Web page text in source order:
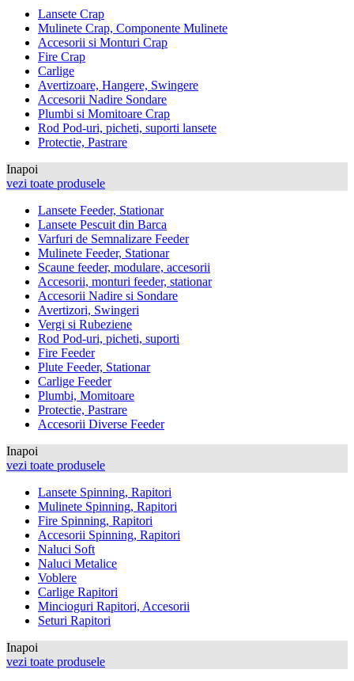
Lansete Crap
Mulinete Crap, Componente Mulinete
Accesorii si Monturi Crap
Fire Crap
Carlige
Avertizoare, Hangere, Swingere
Accesorii Nadire Sondare
Plumbi si Momitoare Crap
Rod Pod-uri, picheti, suporti lansete
Protectie, Pastrare
Inapoi
vezi toate produsele
Lansete Feeder, Stationar
Lansete Pescuit din Barca
Varfuri de Semnalizare Feeder
Mulinete Feeder, Stationar
Scaune feeder, modulare, accesorii
Accesorii, monturi feeder, stationar
Accesorii Nadire si Sondare
Avertizori, Swingeri
Vergi si Rubeziene
Rod Pod-uri, picheti, suporti
Fire Feeder
Plute Feeder, Stationar
Carlige Feeder
Plumbi, Momitoare
Protectie, Pastrare
Accesorii Diverse Feeder
Inapoi
vezi toate produsele
Lansete Spinning, Rapitori
Mulinete Spinning, Rapitori
Fire Spinning, Rapitori
Accesorii Spinning, Rapitori
Naluci Soft
Naluci Metalice
Voblere
Carlige Rapitori
Mincioguri Rapitori, Accesorii
Seturi Rapitori
Inapoi
vezi toate produsele